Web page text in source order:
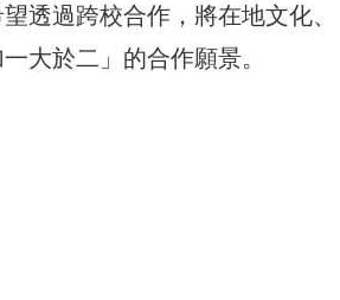
透過跨校合作，將在地文化、
大於二」的合作願景。